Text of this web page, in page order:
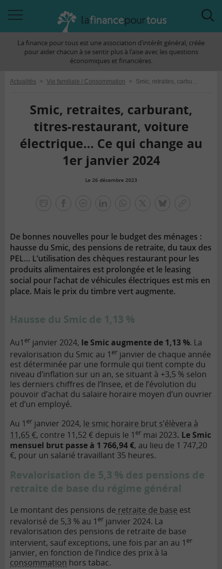
àLa finance pour tous est une association d’intérêt général, créée
pour aider chacun à se sentir plus à l’aise avec les questions
économiques et financières.
Actualités > Vie familiale / Consommation > Smic, retraites, carburant, titres-restaurant, voiture électrique… Ce qui change au 1er janvier 2024
Smic, retraites, carburant,
titres-restaurant, voiture
électrique… Ce qui change au
1er janvier 2024
Le 26 décembre 2023
De bonnes nouvelles pour le budget des ménages :
hausse du Smic, des pensions de retraite, du taux des
PEL… L’utilisation des chèques restaurant pour les
produits alimentaires est prolongée et le leasing
social pour l’achat de véhicules électriques est mis en
place. Mais le prix du timbre vert augmente.
Hausse du Smic de 1,13 %
Au1 er janvier 2024, le Smic augmente de 1,13 %. La
revalorisation du Smic au 1 er janvier de chaque année
est déterminée par une formule qui tient compte du
niveau d’inflation sur un an, se situant à +3,5 % selon
les derniers chiffres de l’Insee, et de l’évolution du
pouvoir d’achat du salaire horaire moyen d’un ouvrier
et d’un employé.
Au 1 er janvier 2024, le smic horaire brut s’élèvera à
11,65 €, contre 11,52 € depuis le 1 er mai 2023. Le Smic
mensuel brut passe à 1 766,94 €, au lieu de 1 747,20
€, pour un salarié travaillant 35 heures.
Revalorisation de 5,3 % des pensions de
retraite de base du régime général
Le montant des pensions de retraite de base est
revalorisé de 5,3 % au 1 er janvier 2024. La
revalorisation des pensions de retraite de base
intervient, sauf exceptions, une fois par an au 1 er
janvier, en fonction de l’indice des prix à la
consommation hors tabac.